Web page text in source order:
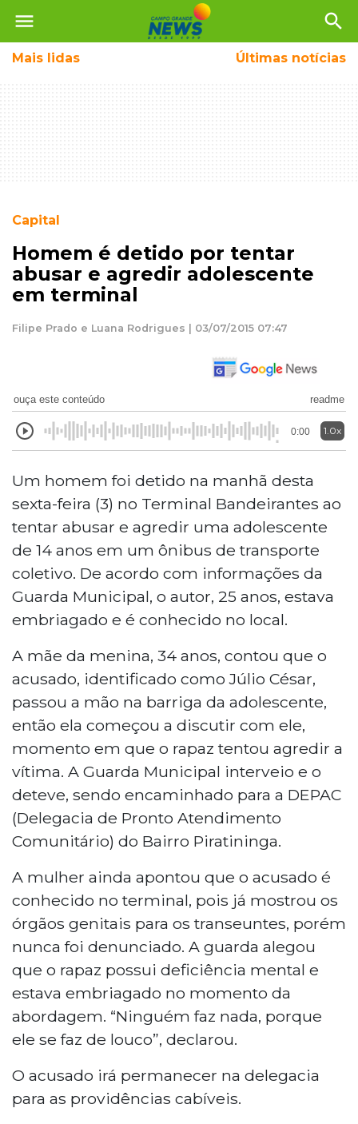
menu search
Mais lidas Últimas notícias
Capital
Homem é detido por tentar
abusar e agredir adolescente
em terminal
Filipe Prado e Luana Rodrigues | 03/07/2015 07:47
ouça este conteúdo readme
0:00 1.0x
Um homem foi detido na manhã desta
sexta-feira (3) no Terminal Bandeirantes ao
tentar abusar e agredir uma adolescente
de 14 anos em um ônibus de transporte
coletivo. De acordo com informações da
Guarda Municipal, o autor, 25 anos, estava
embriagado e é conhecido no local.
A mãe da menina, 34 anos, contou que o
acusado, identificado como Júlio César,
passou a mão na barriga da adolescente,
então ela começou a discutir com ele,
momento em que o rapaz tentou agredir a
vítima. A Guarda Municipal interveio e o
deteve, sendo encaminhado para a DEPAC
(Delegacia de Pronto Atendimento
Comunitário) do Bairro Piratininga.
A mulher ainda apontou que o acusado é
conhecido no terminal, pois já mostrou os
órgãos genitais para os transeuntes, porém
nunca foi denunciado. A guarda alegou
que o rapaz possui deficiência mental e
estava embriagado no momento da
abordagem. “Ninguém faz nada, porque
ele se faz de louco”, declarou.
O acusado irá permanecer na delegacia
para as providências cabíveis.